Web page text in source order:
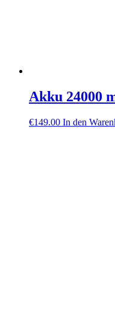
Akku 24000
€149.00 In den